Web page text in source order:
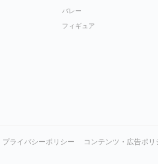
バレー
フィギュア
プライバシーポリシー コンテンツ・広告ポリ